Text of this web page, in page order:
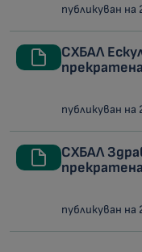
публикуван на
СХБАЛ
публикуван на
СХБАЛ
публикуван на